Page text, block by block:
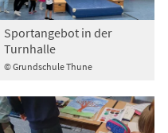
© Grundschule Thune
Sportangebot in der
Turnhalle